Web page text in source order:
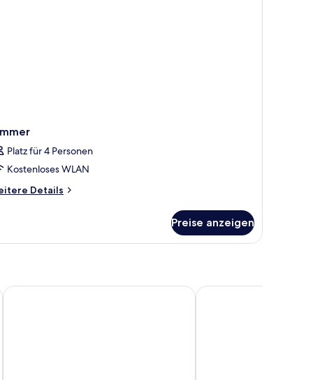
Platz für 4 Personen
Kostenloses WLAN
Details
Preise anzeigen
Hotel Heidehof Garni Hotel Kirchspiels